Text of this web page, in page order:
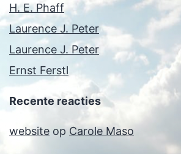
H. E. Phaff
Laurence J. Peter
Laurence J. Peter
Ernst Ferstl
Recente reacties
website opCarole Maso